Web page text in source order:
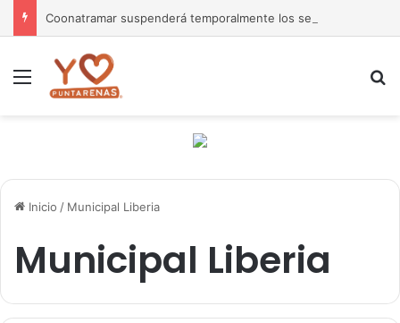
Menú
Inicio / Municipal Liberia
Municipal Liberia